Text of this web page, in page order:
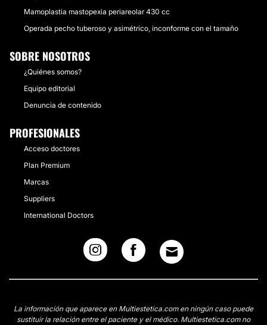
Mamoplastia mastopexia periareolar 430 cc
Operada pecho tuberoso y asimétrico, inconforme con el tamaño
SOBRE NOSOTROS
¿Quiénes somos?
Equipo editorial
Denuncia de contenido
PROFESIONALES
Acceso doctores
Plan Premium
Marcas
Suppliers
International Doctors
La información que aparece en Multiestetica.com en ningún caso puede
sustituir la relación entre el paciente y el médico. Multiestetica.com no